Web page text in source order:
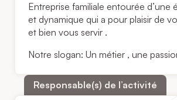
Entreprise familiale entourée d’une
et dynamique qui a pour plaisir de
et bien vous servir .
Notre slogan: Un métier , une
Responsable(s) de l’activité